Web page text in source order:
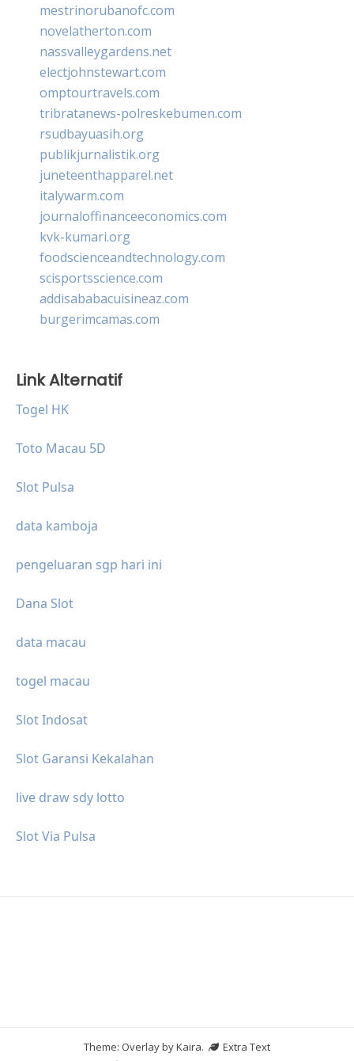
mestrinorubanofc.com
novelatherton.com
nassvalleygardens.net
electjohnstewart.com
omptourtravels.com
tribratanews-polreskebumen.com
rsudbayuasih.org
publikjurnalistik.org
juneteenthapparel.net
italywarm.com
journaloffinanceeconomics.com
kvk-kumari.org
foodscienceandtechnology.com
scisportsscience.com
addisababacuisineaz.com
burgerimcamas.com
Link Alternatif
Togel HK
Toto Macau 5D
Slot Pulsa
data kamboja
pengeluaran sgp hari ini
Dana Slot
data macau
togel macau
Slot Indosat
Slot Garansi Kekalahan
live draw sdy lotto
Slot Via Pulsa
Theme: Overlay byKaira.
Extra Text